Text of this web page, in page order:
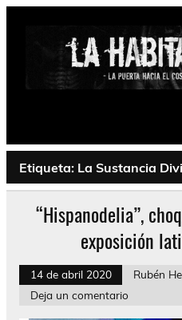
Saltar
Psychedelic, Stoner,
Etiqueta: La Sustancia
“Hispanodelia”,
exposición
14 de abril 2020
Rubén
Deja un comentario